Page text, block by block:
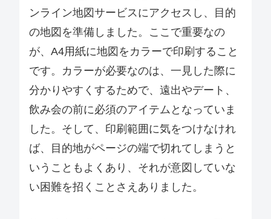
ンライン地図サービスにアクセスし、目的
の地図を準備しました。ここで重要なの
が、A4用紙に地図をカラーで印刷すること
です。カラーが必要なのは、一見した際に
分かりやすくするためで、遠出やデート、
飲み会の前に必須のアイテムとなっていま
した。そして、印刷範囲に気をつけなけれ
ば、目的地がページの端で切れてしまうと
いうこともよくあり、それが意図していな
い困難を招くことさえありました。